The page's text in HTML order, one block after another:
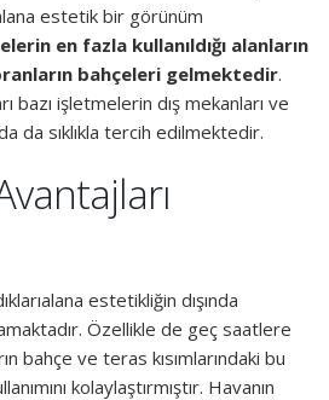
estetik bir görünüm
en fazla kullanıldığı alanların
bahçeleri gelmektedir.
bazı işletmelerin dış mekanları ve
da sıklıkla tercih edilmektedir.
estetikliğin dışında
Özellikle de geç saatlere
bahçe ve teras kısımlarındaki bu
kolaylaştırmıştır. Havanın